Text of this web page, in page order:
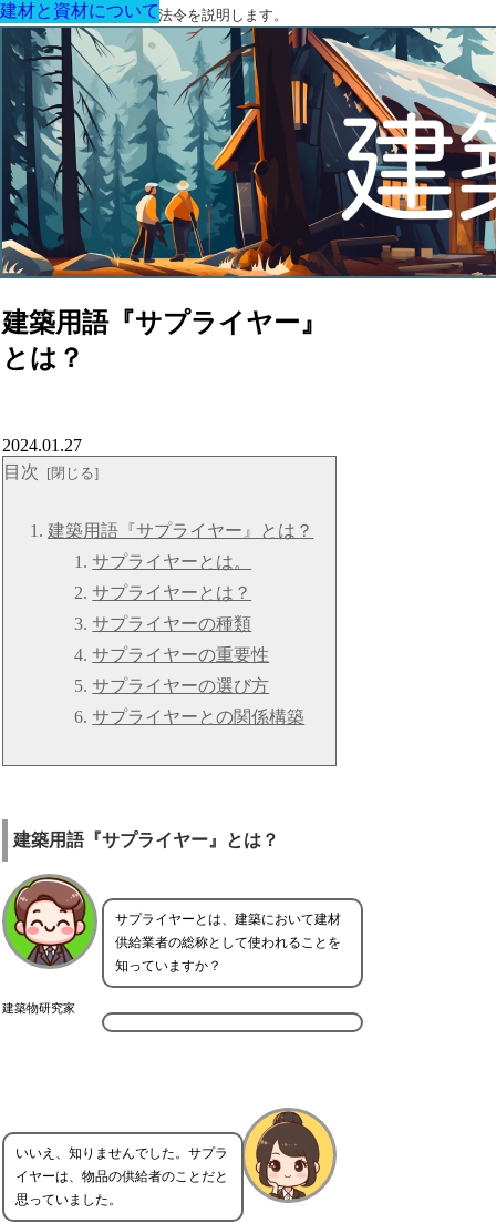
建築に関する用語と関連法令を説明します。
建築用語『サプライヤー』
とは？
建材と資材について
2024.01.27
目次
建築用語『サプライヤー』とは？
サプライヤーとは。
サプライヤーとは？
サプライヤーの種類
サプライヤーの重要性
サプライヤーの選び方
サプライヤーとの関係構築
建築用語『サプライヤー』とは？
建築物研究家
サプライヤーとは、建築において建材
供給業者の総称として使われることを
知っていますか？
いいえ、知りませんでした。サプラ
イヤーは、物品の供給者のことだと
思っていました。
建材と資材について
建材と資材について
建材と資材について
建材と資材について
建材と資材について
建材と資材について